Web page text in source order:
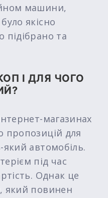
машини,
якісно
підібрано та
І ДЛЯ ЧОГО
магазинах
пропозицій для
автомобіль.
під час
Однак це
який повинен